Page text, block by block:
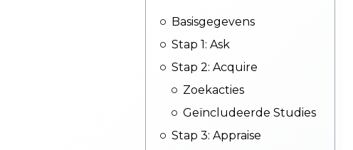
Basisgegevens
Stap 1: Ask
Stap 2: Acquire
Zoekacties
Geïncludeerde Studies
Stap 3: Appraise